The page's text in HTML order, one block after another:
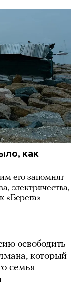
как
его запомнят
электричества,
«Берега»
освободить
который
семья